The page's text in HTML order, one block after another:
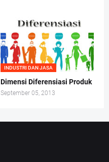
INDUSTRI DAN JASA
Dimensi Diferensiasi Produk
September 05, 2013